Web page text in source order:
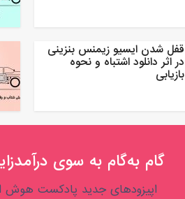
قفل شدن ایسیو زیمنس بنزینی
در اثر دانلود اشتباه و نحوه
بازیابی
گام به‌گام به‌ سوی
اپیزودهای جدید پادکست هوش